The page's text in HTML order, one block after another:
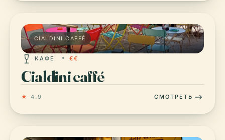
CIALDINI CAFFÉ
КАФЕ €€
Cialdini caffé
★ 4.9 СМОТРЕТЬ